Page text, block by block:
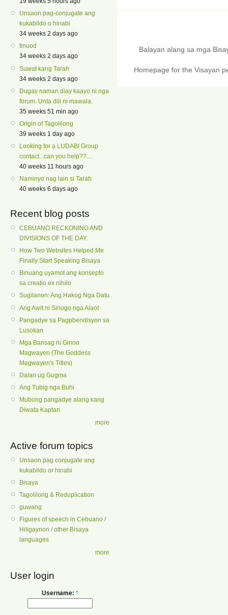
Unsaon pag-conjugate ang
kukabildo o hinabi
34 weeks 2 days ago
tinuod
34 weeks 2 days ago
Suwat kang Tarah
34 weeks 2 days ago
Dugay naman diay kaayo ni nga
forum. Unta dili ni mawala.
35 weeks 51 min ago
Origin of Tagolilong
39 weeks 1 day ago
Looking for a LUDABI Group
contact...can you help??....
40 weeks 11 hours ago
Naminyo nag lain si Tarah
40 weeks 6 days ago
Recent blog posts
CEBUANO RECKONING AND
DIVISIONS OF THE DAY.
How Two Websites Helped Me
Finally Start Speaking Bisaya
Binuang uyamot ang konsepto
sa creatio ex nihilo
Sugilanon: Ang Hakog Nga Datu
Ang Awit ni Sinogo nga Alaot
Pangadye sa Pagpbendisyon sa
Lusokan
Mga Bansag ni Ginoo
Magwayen (The Goddess
Magwayen's Titles)
Dalan ug Gugma
Ang Tubig nga Buhi
Mubong pangadye alang kang
Diwata Kaptan
more
Active forum topics
Unsaon pag conjugate ang
kukabildo or hinabi
Bisaya
Tagolilong & Reduplication
guwang
Figures of speech in Cebuano /
Hiligaynon / other Bisaya
languages
more
User login
Username: *
Balayan alang sa mga
Homepage for the Visayan